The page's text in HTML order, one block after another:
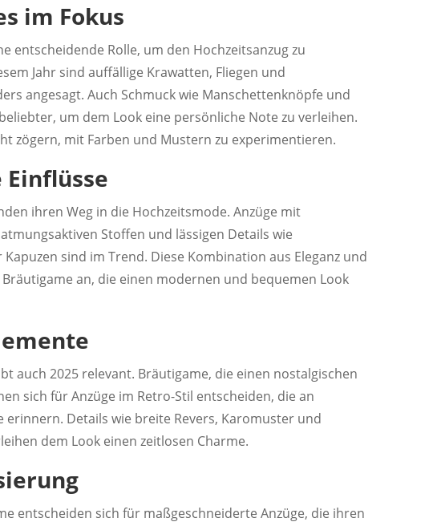
im Fokus
entscheidende Rolle, um den Hochzeitsanzug zu
Jahr sind auffällige Krawatten, Fliegen und
angesagt. Auch Schmuck wie Manschettenknöpfe und
um dem Look eine persönliche Note zu verleihen.
zögern, mit Farben und Mustern zu experimentieren.
ihren Weg in die Hochzeitsmode. Anzüge mit
Stoffen und lässigen Details wie
sind im Trend. Diese Kombination aus Eleganz und
an, die einen modernen und bequemen Look
auch 2025 relevant. Bräutigame, die einen nostalgischen
sich für Anzüge im Retro-Stil entscheiden, die an
erinnern. Details wie breite Revers, Karomuster und
dem Look einen zeitlosen Charme.
entscheiden sich für maßgeschneiderte Anzüge, die ihren